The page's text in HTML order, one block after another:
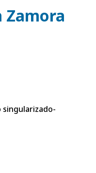
Zamora
singularizado-